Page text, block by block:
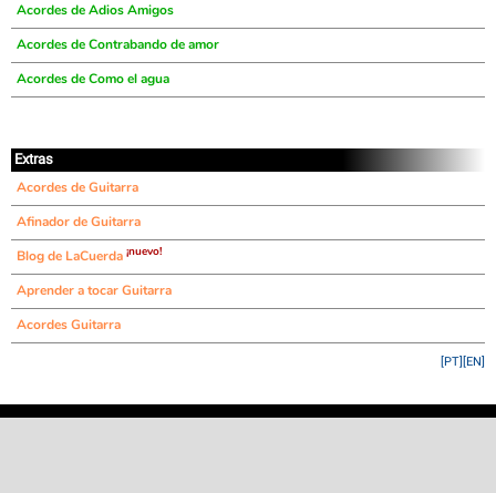
Acordes de Adios Amigos
Acordes de Contrabando de amor
Acordes de Como el agua
Extras
Acordes de Guitarra
Afinador de Guitarra
Blog de LaCuerda ¡nuevo!
Aprender a tocar Guitarra
Acordes Guitarra
[EN]
[PT]